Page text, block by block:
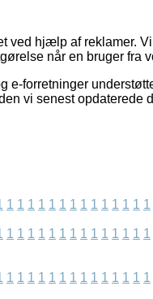
ved hjælp af reklamer.
når en bruger fra
e-forretninger
vi senest opdaterede
1 1 1 1 1 1 1 1 1 1 1 1 1 1
1 1 1 1 1 1 1 1 1 1 1 1 1 1
1 1 1 1 1 1 1 1 1 1 1 1 1 1